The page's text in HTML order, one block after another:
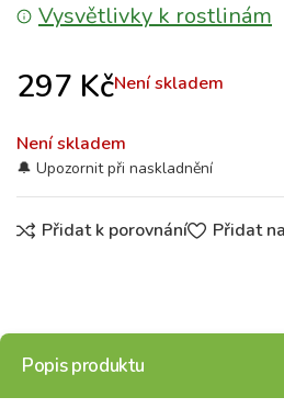
Vysvětlivky k rostlinám
297 KčNení skladem
Není skladem
Přidat k porovnání Přidat
Popis produktu